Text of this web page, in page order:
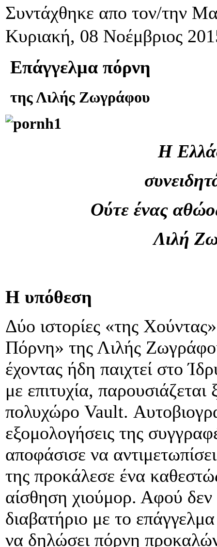
Συντάχθηκε απο τον/την
Κυριακή, 08 Νοέμβριος
Επάγγελμα πόρνη
της Λιλής Ζωγράφου
Η
Ούτε ένας
Λιλή
Η υπόθεση
Δύο ιστορίες «της
Πόρνη» της Λιλής
έχοντας ήδη παιχτεί στο
με επιτυχία,
πολυχώρο Vault.
εξομολογήσεις της
αποφάσισε να
της προκάλεσε ένα
αίσθηση χιούμορ. Αφού δεν
διαβατήριο με το
να δηλώσει πόρνη